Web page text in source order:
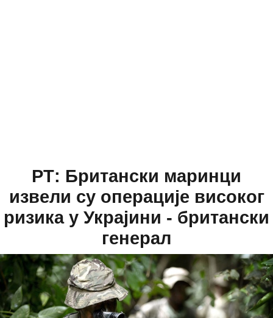
РТ: Британски маринци
извели су операције високог
ризика у Украјини - британски
генерал